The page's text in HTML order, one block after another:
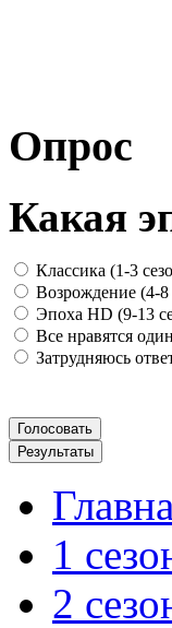
Опрос
Какая
Классика (1-3
Возрождение (4-8
Эпоха HD (9-13
Все нравятся
Затрудняюсь
1
2